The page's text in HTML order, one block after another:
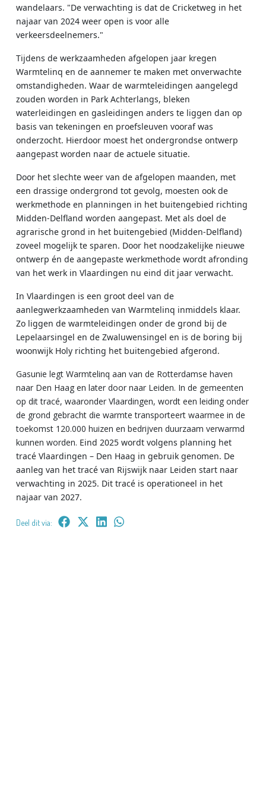
wandelaars. "De verwachting is dat de Cricketweg in het
najaar van 2024 weer open is voor alle
verkeersdeelnemers."
Tijdens de werkzaamheden afgelopen jaar kregen
Warmtelinq en de aannemer te maken met onverwachte
omstandigheden. Waar de warmteleidingen aangelegd
zouden worden in Park Achterlangs, bleken
waterleidingen en gasleidingen anders te liggen dan op
basis van tekeningen en proefsleuven vooraf was
onderzocht. Hierdoor moest het ondergrondse ontwerp
aangepast worden naar de actuele situatie.
Door het slechte weer van de afgelopen maanden, met
een drassige ondergrond tot gevolg, moesten ook de
werkmethode en planningen in het buitengebied richting
Midden-Delfland worden aangepast. Met als doel de
agrarische grond in het buitengebied (Midden-Delfland)
zoveel mogelijk te sparen. Door het noodzakelijke nieuwe
ontwerp én de aangepaste werkmethode wordt afronding
van het werk in Vlaardingen nu eind dit jaar verwacht.
In Vlaardingen is een groot deel van de
aanlegwerkzaamheden van Warmtelinq inmiddels klaar.
Zo liggen de warmteleidingen onder de grond bij de
Lepelaarsingel en de Zwaluwensingel en is de boring bij
woonwijk Holy richting het buitengebied afgerond.
Gasunie legt Warmtelinq aan van de Rotterdamse haven
naar Den Haag en later door naar Leiden. In de gemeenten
op dit tracé, waaronder Vlaardingen, wordt een leiding onder
de grond gebracht die warmte transporteert waarmee in de
toekomst 120.000 huizen en bedrijven duurzaam verwarmd
kunnen worden. Eind 2025 wordt volgens planning het
tracé Vlaardingen – Den Haag in gebruik genomen. De
aanleg van het tracé van Rijswijk naar Leiden start naar
verwachting in 2025. Dit tracé is operationeel in het
najaar van 2027.
Deel dit via: